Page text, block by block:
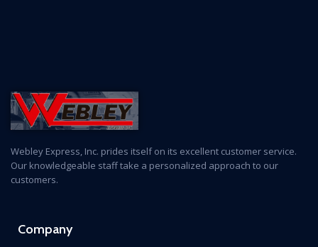
Webley Express, Inc. prides itself on its excellent customer service.
Our knowledgeable staff take a personalized approach to our
customers.
Company